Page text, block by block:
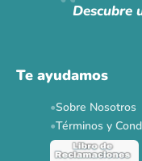
Descubre
Te ayudamos
Sobre Nosotros
Términos y